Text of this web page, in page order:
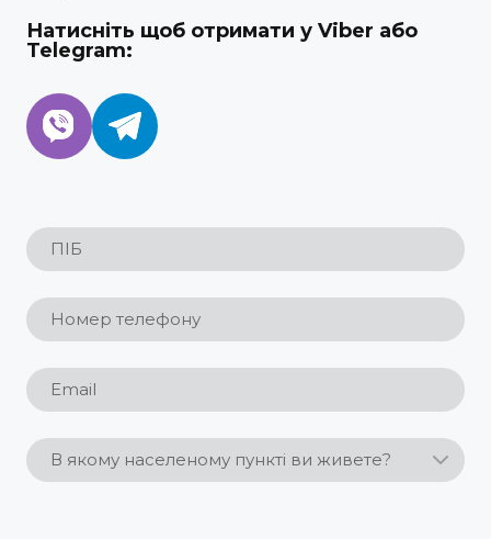
Натисніть щоб отримати у Viber або
Telegram: